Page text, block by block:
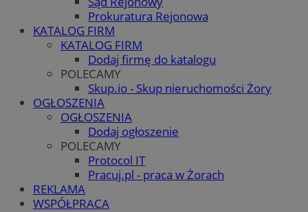
Prokuratura Rejonowa
KATALOG FIRM
KATALOG FIRM
Dodaj firmę do katalogu
POLECAMY
Skup.io - Skup nieruchomości Żory
OGŁOSZENIA
OGŁOSZENIA
Dodaj ogłoszenie
POLECAMY
Protocol IT
Pracuj.pl - praca w Żorach
REKLAMA
WSPÓŁPRACA